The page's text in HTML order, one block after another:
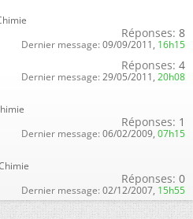
Réponses: 8
Dernier message: 09/09/2011, 16h15
Réponses: 4
Dernier message: 29/05/2011, 20h08
Réponses: 1
Dernier message: 06/02/2009, 07h15
Réponses: 0
Dernier message: 02/12/2007, 15h55